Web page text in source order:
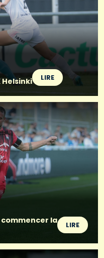
Helsinki
LIRE
commencer la
LIRE